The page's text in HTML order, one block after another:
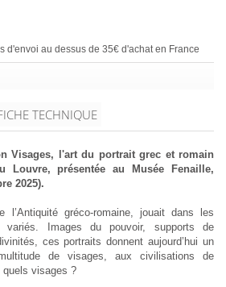
d'envoi au dessus de 35€ d'achat en France
TECHNIQUE
Visages, l'art du portrait grec et romain
Louvre, présentée au Musée Fenaille,
2025).
l’Antiquité gréco-romaine, jouait dans les
Images du pouvoir, supports de
ces portraits donnent aujourd’hui un
de visages, aux civilisations de
quels visages ?